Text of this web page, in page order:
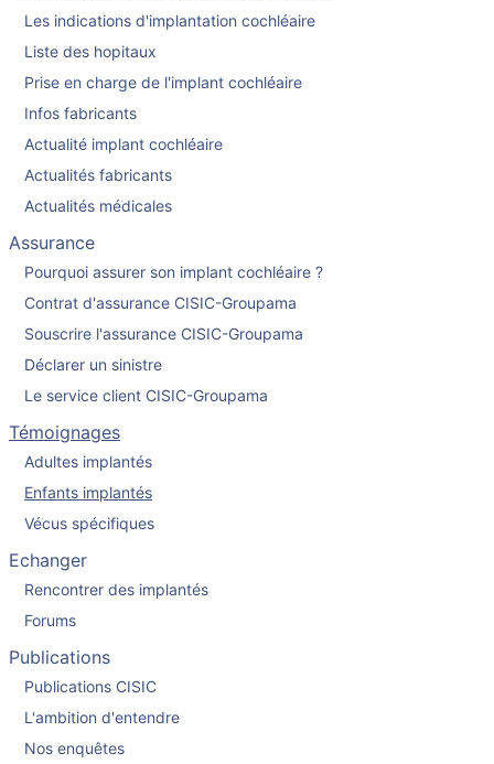
Les indications d'implantation cochléaire
Liste des hopitaux
Prise en charge de l'implant cochléaire
Infos fabricants
Actualité implant cochléaire
Actualités fabricants
Actualités médicales
Assurance
Pourquoi assurer son implant cochléaire ?
Contrat d'assurance CISIC-Groupama
Souscrire l'assurance CISIC-Groupama
Déclarer un sinistre
Le service client CISIC-Groupama
Témoignages
Adultes implantés
Enfants implantés
Vécus spécifiques
Echanger
Rencontrer des implantés
Forums
Publications
Publications CISIC
L'ambition d'entendre
Nos enquêtes